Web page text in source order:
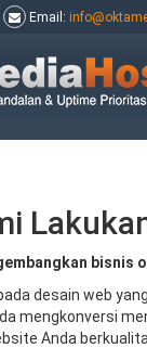
Email:
bisnis
desain web
mengkonversi
Anda